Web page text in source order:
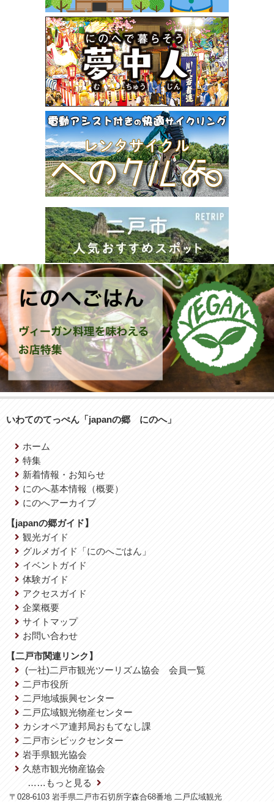
いわてのてっぺん「japanの郷 にのへ」
ホーム
特集
新着情報・お知らせ
にのへ基本情報（概要）
にのへアーカイブ
【japanの郷ガイド】
観光ガイド
グルメガイド「にのへごはん」
イベントガイド
体験ガイド
アクセスガイド
企業概要
サイトマップ
お問い合わせ
【二戸市関連リンク】
(一社)二戸市観光ツーリズム協会 会員一覧
二戸市役所
二戸地域振興センター
二戸広域観光物産センター
カシオペア連邦局おもてなし課
二戸市シビックセンター
岩手県観光協会
久慈市観光物産協会
……もっと見る
〒028-6103 岩手県二戸市石切所字森合68番地 二戸広域観光